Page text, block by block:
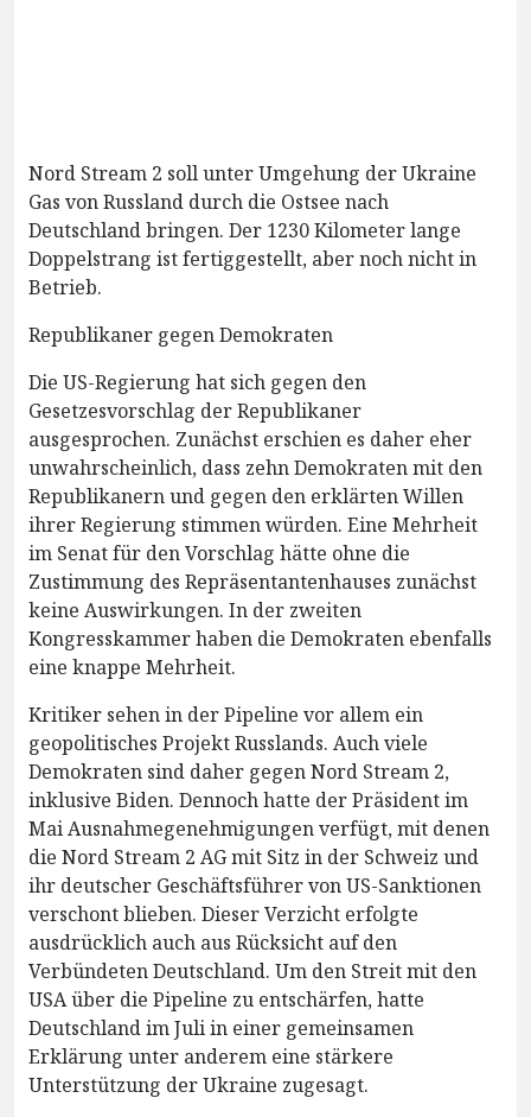
Nord Stream 2 soll unter Umgehung der Ukraine
Gas von Russland durch die Ostsee nach
Deutschland bringen. Der 1230 Kilometer lange
Doppelstrang ist fertiggestellt, aber noch nicht in
Betrieb.
Republikaner gegen Demokraten
Die US-Regierung hat sich gegen den
Gesetzesvorschlag der Republikaner
ausgesprochen. Zunächst erschien es daher eher
unwahrscheinlich, dass zehn Demokraten mit den
Republikanern und gegen den erklärten Willen
ihrer Regierung stimmen würden. Eine Mehrheit
im Senat für den Vorschlag hätte ohne die
Zustimmung des Repräsentantenhauses zunächst
keine Auswirkungen. In der zweiten
Kongresskammer haben die Demokraten ebenfalls
eine knappe Mehrheit.
Kritiker sehen in der Pipeline vor allem ein
geopolitisches Projekt Russlands. Auch viele
Demokraten sind daher gegen Nord Stream 2,
inklusive Biden. Dennoch hatte der Präsident im
Mai Ausnahmegenehmigungen verfügt, mit denen
die Nord Stream 2 AG mit Sitz in der Schweiz und
ihr deutscher Geschäftsführer von US-Sanktionen
verschont blieben. Dieser Verzicht erfolgte
ausdrücklich auch aus Rücksicht auf den
Verbündeten Deutschland. Um den Streit mit den
USA über die Pipeline zu entschärfen, hatte
Deutschland im Juli in einer gemeinsamen
Erklärung unter anderem eine stärkere
Unterstützung der Ukraine zugesagt.